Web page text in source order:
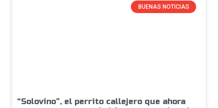
BUENAS NOTICIAS
“Solovino”, el perrito callejero que ahora